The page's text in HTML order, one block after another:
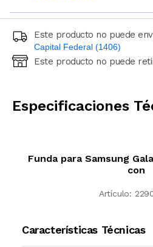
Este producto no puede
Capital Federal (1406)
Ingresá código postal (sólo
Este producto no puede
Especificaciones
Funda para Samsung
con
Artículo:
Características Técnicas